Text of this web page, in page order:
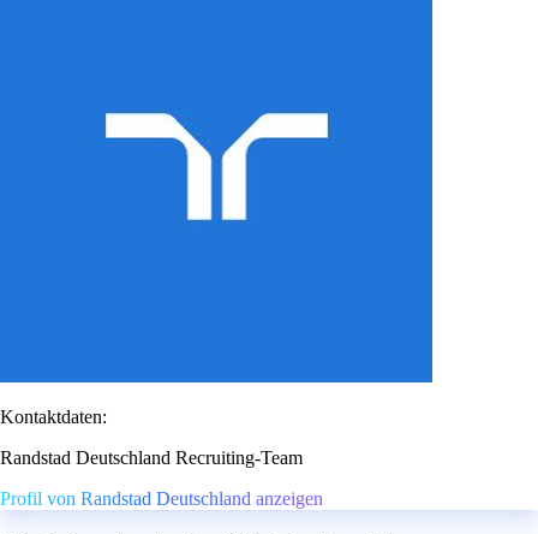
Kontaktdaten:
Randstad Deutschland Recruiting-Team
Profil von Randstad Deutschland anzeigen